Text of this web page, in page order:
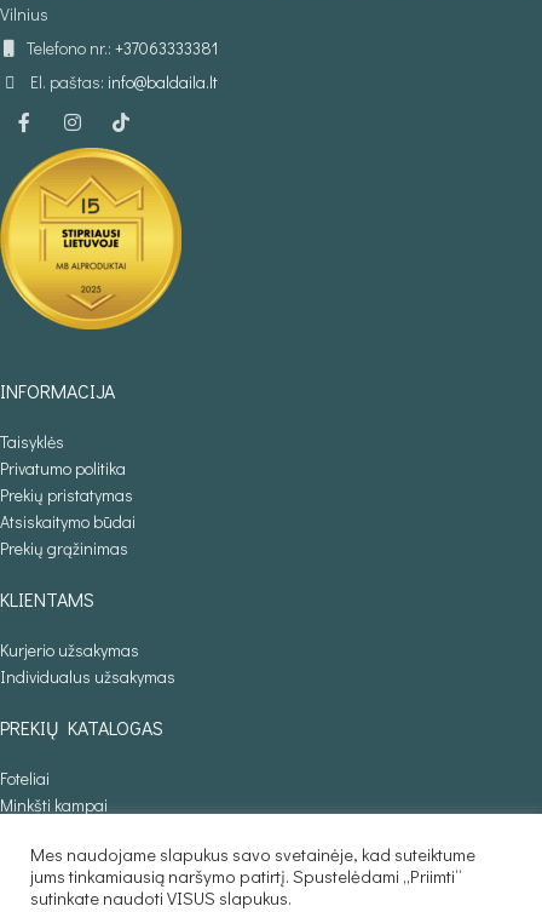
Vilnius
Telefono nr.: +37063333381
El. paštas: info@baldaila.lt
INFORMACIJA
Taisyklės
Privatumo politika
Prekių pristatymas
Atsiskaitymo būdai
Prekių grąžinimas
KLIENTAMS
Kurjerio užsakymas
Individualus užsakymas
PREKIŲ KATALOGAS
Foteliai
Minkšti kampai
Sofos lovos
Stalai
Mes naudojame slapukus savo svetainėje, kad suteiktume
jums tinkamiausią naršymo patirtį. Spustelėdami „Priimti“
sutinkate naudoti VISUS slapukus.